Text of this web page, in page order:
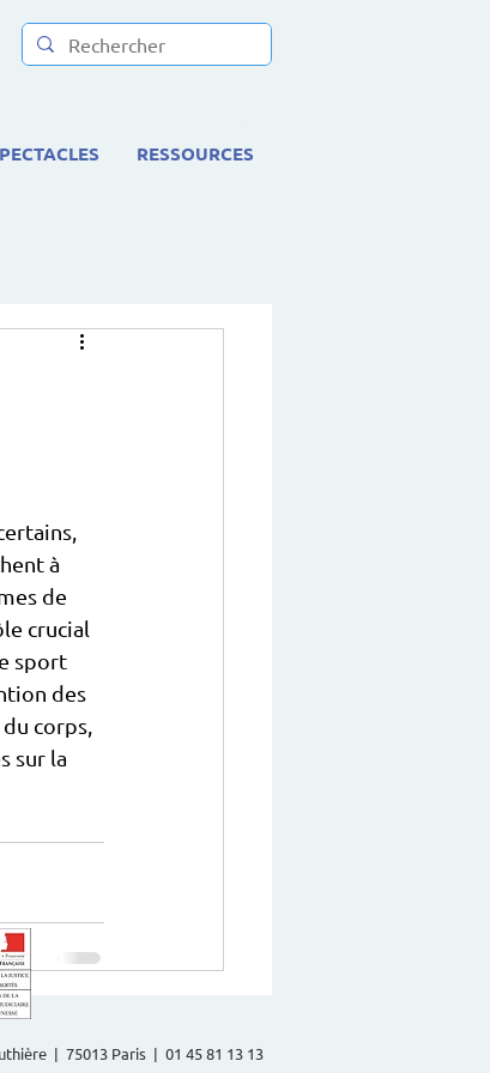
RESSOURCES
à
de
crucial
sport
des
corps,
sur la
| 75013 Paris | 01 45 81 13 13